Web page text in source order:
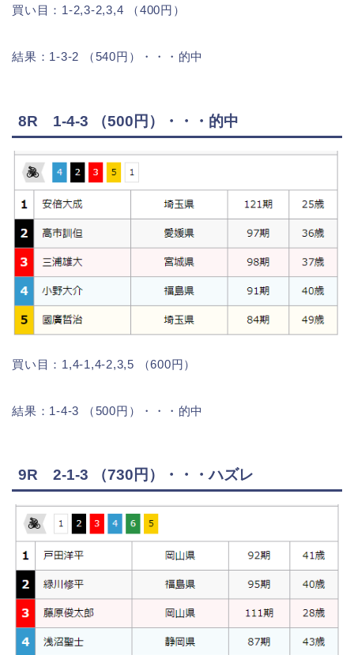
買い目：1-2,3-2,3,4 （400円）
結果：1-3-2 （540円）・・・的中
8R 1-4-3 （500円）・・・的中
買い目：1,4-1,4-2,3,5 （600円）
結果：1-4-3 （500円）・・・的中
9R 2-1-3 （730円）・・・ハズレ